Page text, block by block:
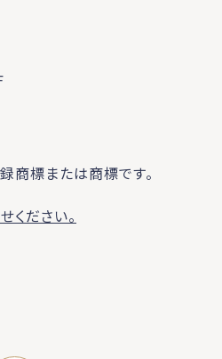
商標または商標です。
ください。